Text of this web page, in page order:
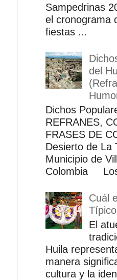
Sampedrinas
el cronograma
fiestas ...
del
Dichos
REFRANES,
FRASES DE
Desierto de La
Municipio de
Colombia
Cuál
El
Huila
manera
cultura y la